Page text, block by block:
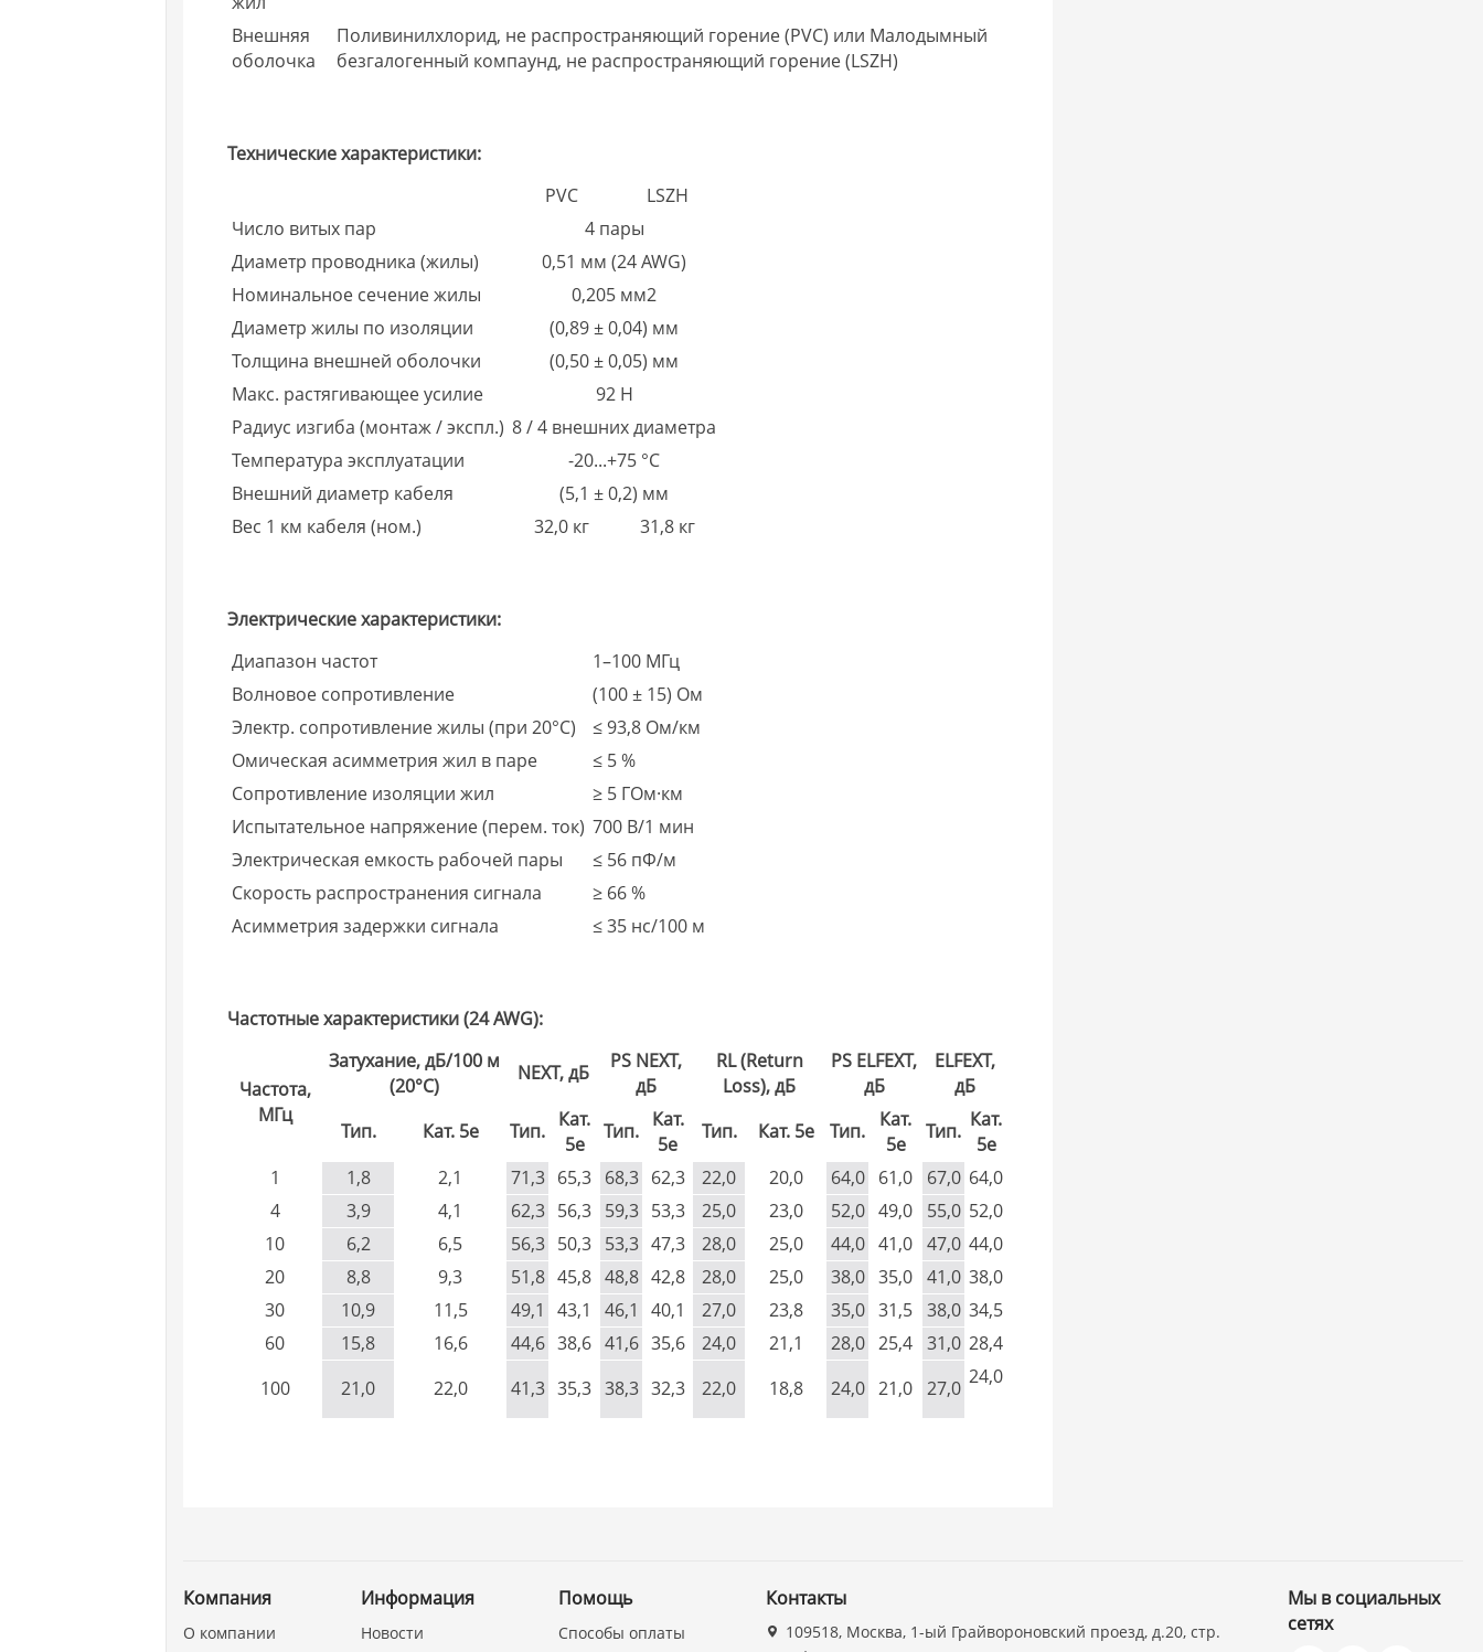
Внешняя
оболочка
Поливинилхлорид, не распространяющий горение (PVC) или Малодымный
безгалогенный компаунд, не распространяющий горение (LSZH)
Технические характеристики:
PVC
LSZH
Число витых пар
4 пары
Диаметр проводника (жилы)
0,51 мм (24 AWG)
Номинальное сечение жилы
0,205 мм2
Диаметр жилы по изоляции
(0,89 ± 0,04) мм
Толщина внешней оболочки
(0,50 ± 0,05) мм
Макс. растягивающее усилие
92 Н
Радиус изгиба (монтаж / экспл.) 8 / 4 внешних диаметра
Температура эксплуатации
-20...+75 °С
Внешний диаметр кабеля
(5,1 ± 0,2) мм
Вес 1 км кабеля (ном.)
32,0 кг 31,8 кг
Электрические характеристики:
Диапазон частот
1–100 МГц
Волновое сопротивление
(100 ± 15) Ом
Электр. сопротивление жилы (при 20°С)
≤ 93,8 Ом/км
Омическая асимметрия жил в паре
≤ 5 %
Сопротивление изоляции жил
≥ 5 ГОм·км
Испытательное напряжение (перем. ток) 700 В/1 мин
Электрическая емкость рабочей пары
≤ 56 пФ/м
Скорость распространения сигнала
≥ 66 %
Асимметрия задержки сигнала
≤ 35 нс/100 м
Частотные характеристики (24 AWG):
Частота,
МГц
Затухание, дБ/100 м
(20°C)
NEXT, дБ
PS NEXT,
дБ
RL (Return
Loss), дБ
PS ELFEXT,
дБ
ELFEXT,
дБ
Тип.
Кат. 5e Тип. Кат.
5e
Тип. Кат.
5e
Тип. Кат. 5e Тип.
Кат.
5e
Тип. Кат.
5e
1
1,8 2,1 71,3 65,3 68,3 62,3 22,0 20,0 64,0 61,0 67,0 64,0
4
3,9 4,1 62,3 56,3 59,3 53,3 25,0 23,0 52,0 49,0 55,0 52,0
10
6,2 6,5 56,3 50,3 53,3 47,3 28,0 25,0 44,0 41,0 47,0 44,0
20
8,8 9,3 51,8 45,8 48,8 42,8 28,0 25,0 38,0 35,0 41,0 38,0
30
10,9 11,5 49,1 43,1 46,1 40,1 27,0 23,8 35,0 31,5 38,0 34,5
60
15,8 16,6 44,6 38,6 41,6 35,6 24,0 21,1 28,0 25,4 31,0 28,4
100
21,0 22,0 41,3 35,3 38,3 32,3 22,0 18,8 24,0 21,0 27,0 24,0
Компания
О компании
Информация
Новости
Помощь
Способы оплаты
Контакты
109518, Москва, 1-ый Грайвороновский проезд, д.20, стр.
Мы в социальных
сетях